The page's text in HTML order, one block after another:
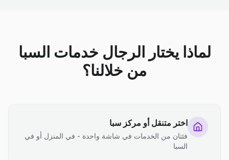
لماذا يختار الرجال خدمات السبا
من خلالنا؟
اختر متنقل أو مركز سبا
فئتان من الخدمات في شاشة واحدة - في المنزل أو في
السبا